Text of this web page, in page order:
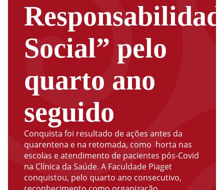
Social” pelo
quarto ano
seguido
Conquista foi resultado de ações antes da
quarentena e na retomada, como horta nas
escolas e atendimento de pacientes pós-Covid
na Clínica da Saúde. A Faculdade Piaget
conquistou, pelo quarto ano consecutivo,